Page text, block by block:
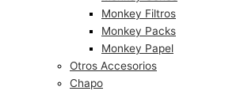
Monkey Filtros
Monkey Packs
Monkey Papel
Otros Accesorios
Chapo